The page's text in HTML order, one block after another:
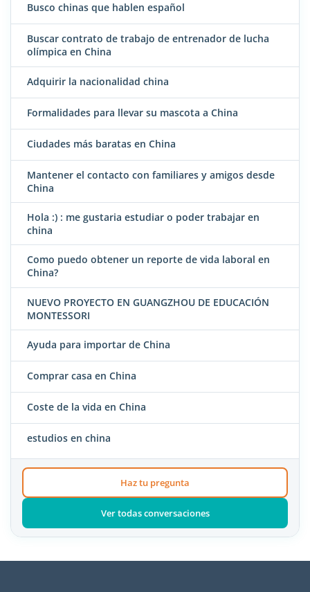
Busco chinas que hablen español
Buscar contrato de trabajo de entrenador de lucha
olímpica en China
Adquirir la nacionalidad china
Formalidades para llevar su mascota a China
Ciudades más baratas en China
Mantener el contacto con familiares y amigos desde
China
Hola :) : me gustaria estudiar o poder trabajar en
china
Como puedo obtener un reporte de vida laboral en
China?
NUEVO PROYECTO EN GUANGZHOU DE EDUCACIÓN
MONTESSORI
Ayuda para importar de China
Comprar casa en China
Coste de la vida en China
estudios en china
Haz tu pregunta
Ver todas conversaciones